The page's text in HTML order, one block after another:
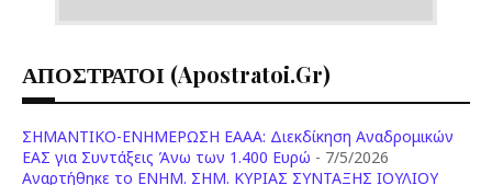
ΑΠΟΣΤΡΑΤΟΙ (apostratoi.gr)
ΣΗΜΑΝΤΙΚΟ-ΕΝΗΜΕΡΩΣΗ ΕΑΑΑ: Διεκδίκηση Αναδρομικών
ΕΑΣ για Συντάξεις Άνω των 1.400 Ευρώ - 7/5/2026
Aναρτήθηκε το ENHM. ΣΗΜ. ΚΥΡΙΑΣ ΣΥΝΤΑΞΗΣ ΙΟΥΛΙΟΥ